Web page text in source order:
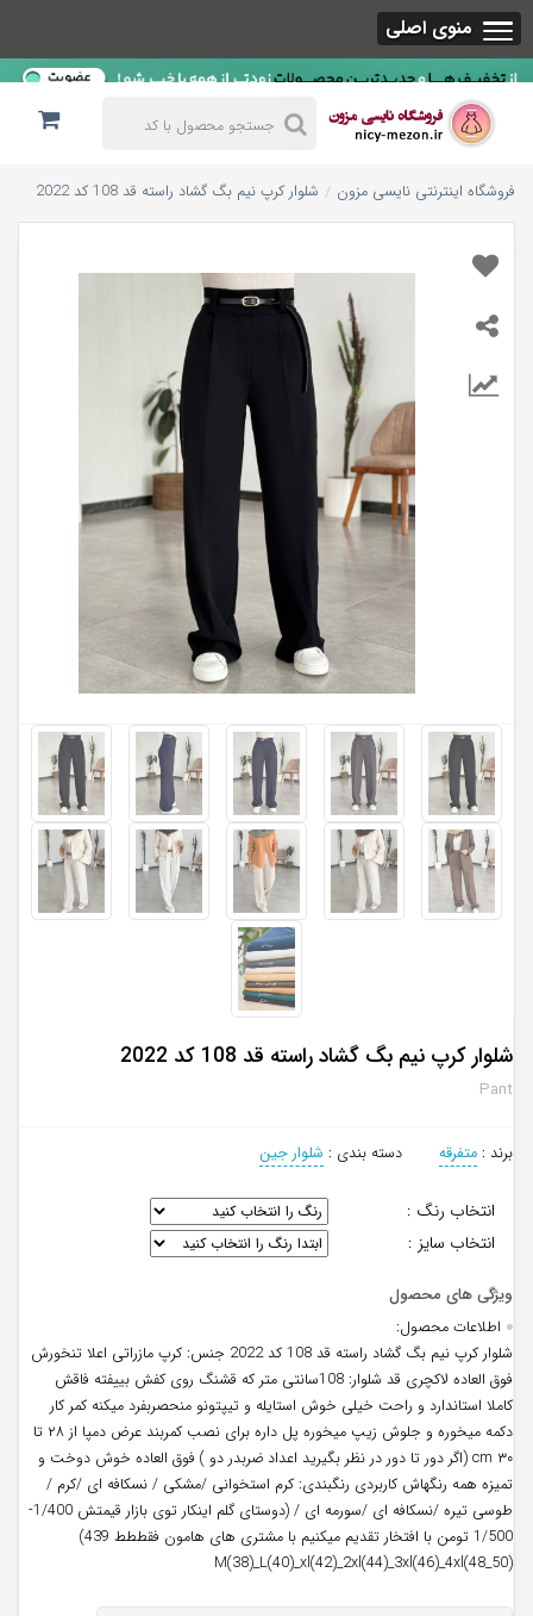
منوی اصلی
فروشگاه اینترنتی نایسی مزون شلوار کرپ نیم بگ گشاد راسته قد 108 کد 2022
شلوار کرپ نیم بگ گشاد راسته قد 108 کد 2022
Pant
برند : متفرقه دسته بندی : شلوار جین
انتخاب رنگ :
انتخاب سایز :
اطلاعات محصول:
شلوار کرپ نیم بگ گشاد راسته قد 108 کد 2022 جنس: کرپ مازراتی اعلا تنخورش
فوق العاده لاکچری قد شلوار: 108سانتی متر که قشنگ روی کفش بییفته فاقش
کاملا استاندارد و راحت خیلی خوش استایله و تیپتونو منحصربفرد میکنه کمر کار
دکمه میخوره و جلوش زیپ میخوره پل داره برای نصب کمربند عرض دمپا از ۲۸ تا
۳۰ cm (اگر دور تا دور در نظر بگیرید اعداد ضربدر دو ) فوق العاده خوش دوخت و
تمیزه همه رنگهاش کاربردی رنگبندی: کرم استخوانی /مشکی / نسکافه ای /کرم /
طوسی تیره /نسکافه ای /سورمه ای / (دوستای گلم اینکار توی بازار قیمتش 1/400-
1/500 تومن با افتخار تقدیم میکنیم با مشتری های هامون فقططط 439)
M(38)_L(40)_xl(42)_2xl(44)_3xl(46)_4xl(48_50)